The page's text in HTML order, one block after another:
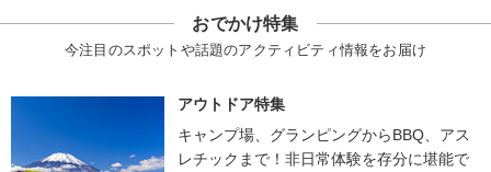
おでかけ特集
今注目のスポットや話題のアクティビティ情報をお届け
アウトドア特集
キャンプ場、グランピングからBBQ、アス
レチックまで！非日常体験を存分に堪能で